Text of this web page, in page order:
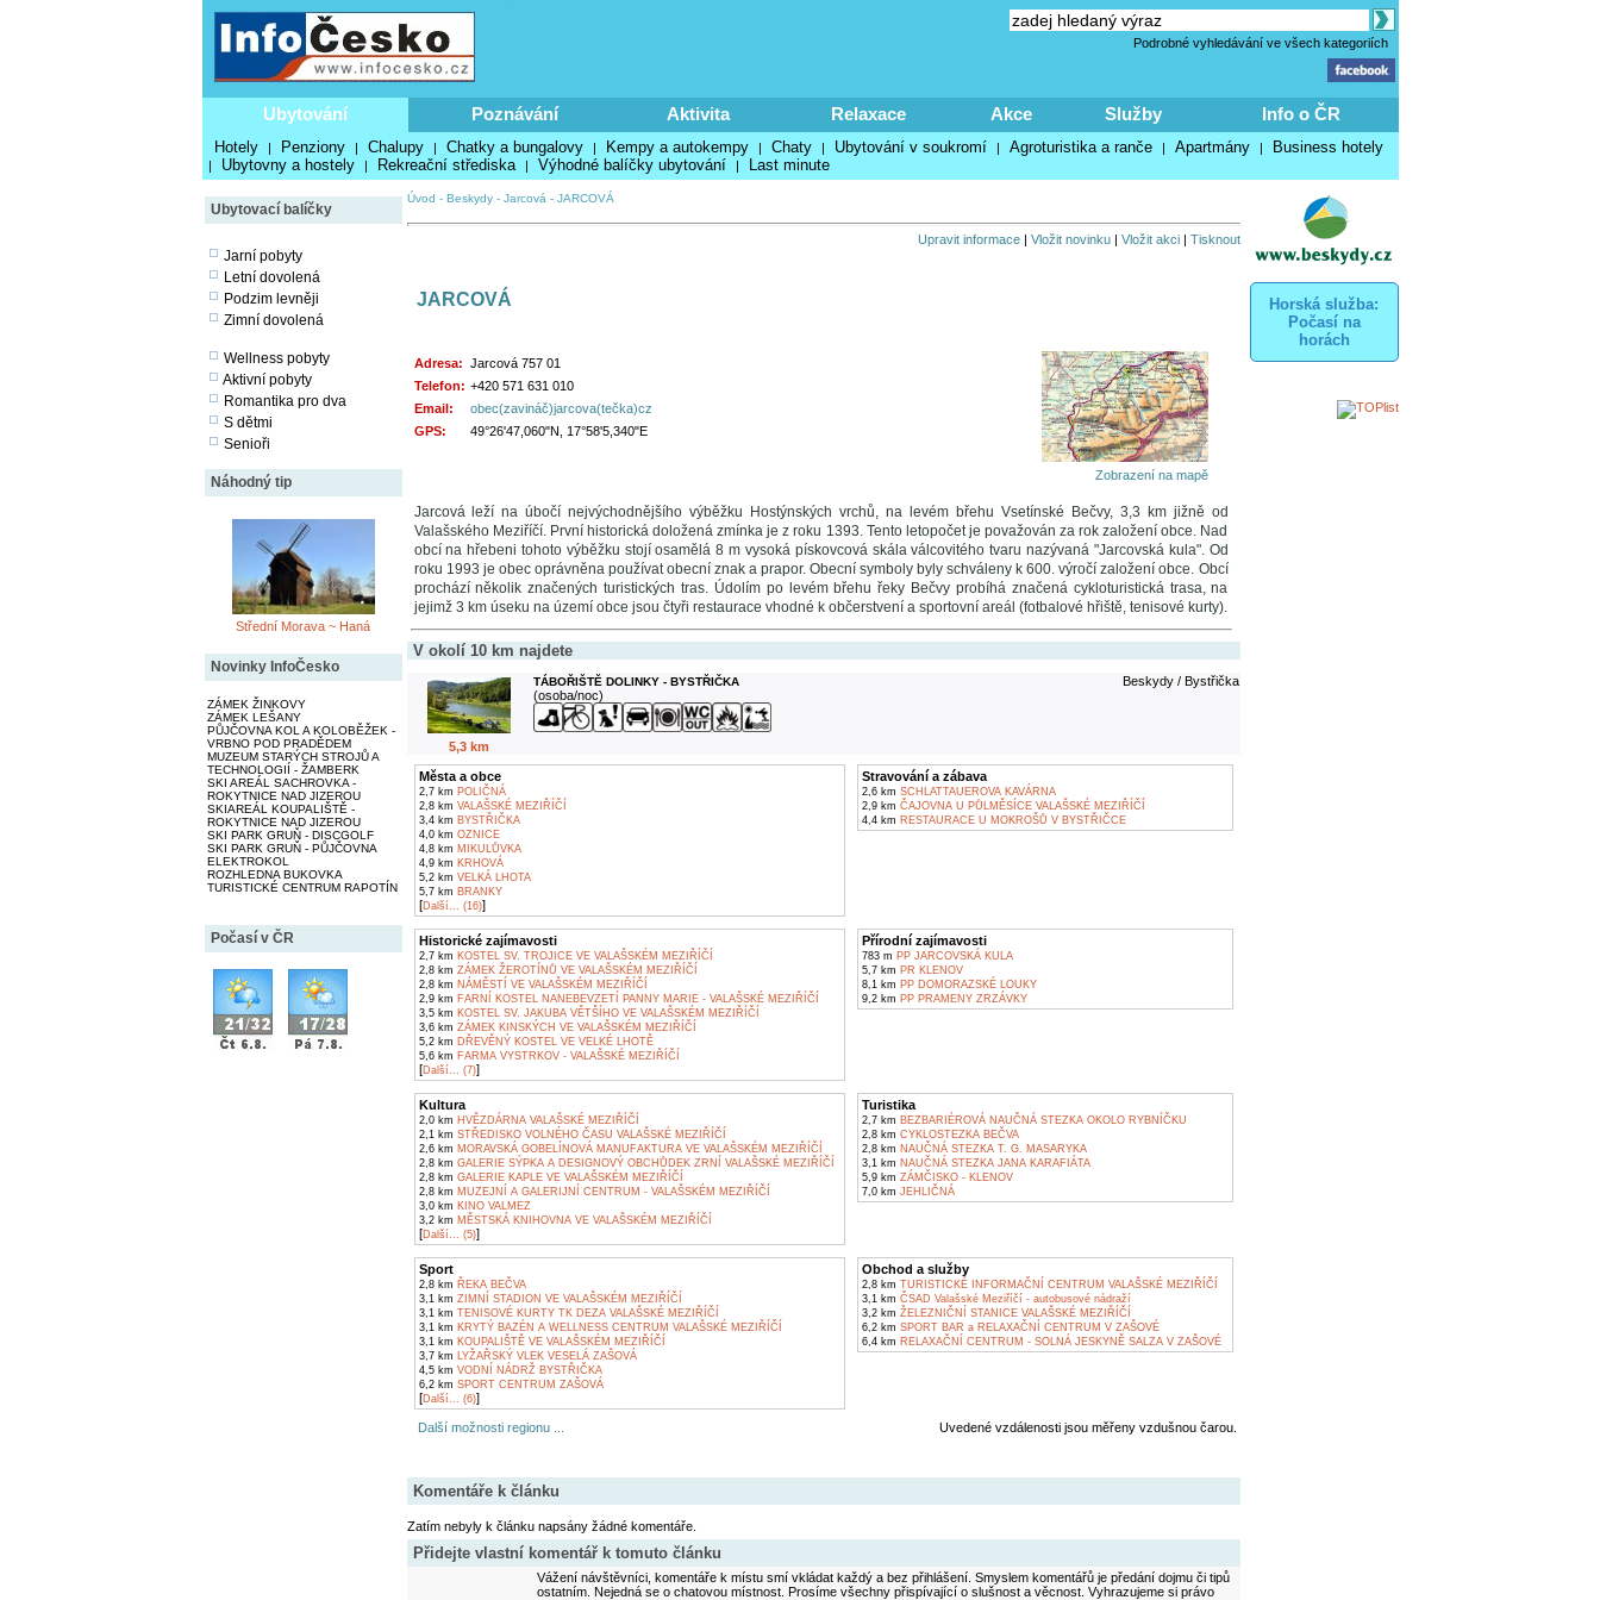
Podrobné vyhledávání ve všech kategoriích
Ubytování Poznávání Aktivita Relaxace Akce Služby Info o ČR
Hotely | Penziony | Chalupy | Chatky a bungalovy | Kempy a autokempy | Chaty | Ubytování v soukromí | Agroturistika a ranče | Apartmány | Business hotely
| Ubytovny a hostely | Rekreační střediska | Výhodné balíčky ubytování | Last minute
Ubytovací balíčky
Jarní pobyty
Letní dovolená
Podzim levněji
Zimní dovolená
Wellness pobyty
Aktivní pobyty
Romantika pro dva
S dětmi
Senioři
Náhodný tip
Střední Morava ~ Haná
Novinky InfoČesko
ZÁMEK ŽINKOVY
ZÁMEK LEŠANY
PŮJČOVNA KOL A KOLOBĚŽEK -
VRBNO POD PRADĚDEM
MUZEUM STARÝCH STROJŮ A
TECHNOLOGIÍ - ŽAMBERK
SKI AREÁL SACHROVKA -
ROKYTNICE NAD JIZEROU
SKIAREÁL KOUPALIŠTĚ -
ROKYTNICE NAD JIZEROU
SKI PARK GRUŇ - DISCGOLF
SKI PARK GRUŇ - PŮJČOVNA
ELEKTROKOL
ROZHLEDNA BUKOVKA
TURISTICKÉ CENTRUM RAPOTÍN
Počasí v ČR
Úvod - Beskydy- Jarcová - JARCOVÁ
Upravit informace| Vložit novinku| Vložit akci| Tisknout
JARCOVÁ
Adresa: Jarcová 757 01
Telefon: +420 571 631 010
Email:
obec(zavináč)jarcova(tečka)cz
GPS:
49°26'47,060"N, 17°58'5,340"E
Zobrazení na mapě
Jarcová leží na úbočí nejvýchodnějšího výběžku Hostýnských vrchů, na levém břehu Vsetínské Bečvy, 3,3 km jižně od
Valašského Meziříčí. První historická doložená zmínka je z roku 1393. Tento letopočet je považován za rok založení obce. Nad
obcí na hřebeni tohoto výběžku stojí osamělá 8 m vysoká pískovcová skála válcovitého tvaru nazývaná "Jarcovská kula". Od
roku 1993 je obec oprávněna používat obecní znak a prapor. Obecní symboly byly schváleny k 600. výročí založení obce. Obcí
prochází několik značených turistických tras. Údolím po levém břehu řeky Bečvy probíhá značená cykloturistická trasa, na
jejimž 3 km úseku na území obce jsou čtyři restaurace vhodné k občerstvení a sportovní areál (fotbalové hřiště, tenisové kurty).
V okolí 10 km najdete
5,3 km
TÁBOŘIŠTĚ DOLINKY - BYSTŘIČKA
Beskydy / Bystřička
(osoba/noc)
Města a obce
2,7 km POLIČNÁ
2,8 km VALAŠSKÉ MEZIŘÍČÍ
3,4 km BYSTŘIČKA
4,0 km OZNICE
4,8 km MIKULŮVKA
4,9 km KRHOVÁ
5,2 km VELKÁ LHOTA
5,7 km BRANKY
[Další... (16)]
Stravování a zábava
2,6 km SCHLATTAUEROVA KAVÁRNA
2,9 km ČAJOVNA U PŮLMĚSÍCE VALAŠSKÉ MEZIŘÍČÍ
4,4 km RESTAURACE U MOKROŠŮ V BYSTŘIČCE
Historické zajímavosti
2,7 km KOSTEL SV. TROJICE VE VALAŠSKÉM MEZIŘÍČÍ
2,8 km ZÁMEK ŽEROTÍNŮ VE VALAŠSKÉM MEZIŘÍČÍ
2,8 km NÁMĚSTÍ VE VALAŠSKÉM MEZIŘÍČÍ
2,9 km FARNÍ KOSTEL NANEBEVZETÍ PANNY MARIE - VALAŠSKÉ MEZIŘÍČÍ
3,5 km KOSTEL SV. JAKUBA VĚTŠÍHO VE VALAŠSKÉM MEZIŘÍČÍ
3,6 km ZÁMEK KINSKÝCH VE VALAŠSKÉM MEZIŘÍČÍ
5,2 km DŘEVĚNÝ KOSTEL VE VELKÉ LHOTĚ
5,6 km FARMA VYSTRKOV - VALAŠSKÉ MEZIŘÍČÍ
[Další... (7)]
Přírodní zajímavosti
783 m PP JARCOVSKÁ KULA
5,7 km PR KLENOV
8,1 km PP DOMORAZSKÉ LOUKY
9,2 km PP PRAMENY ZRZÁVKY
Kultura
2,0 km HVĚZDÁRNA VALAŠSKÉ MEZIŘÍČÍ
2,1 km STŘEDISKO VOLNÉHO ČASU VALAŠSKÉ MEZIŘÍČÍ
2,6 km MORAVSKÁ GOBELÍNOVÁ MANUFAKTURA VE VALAŠSKÉM MEZIŘÍČÍ
2,8 km GALERIE SÝPKA A DESIGNOVÝ OBCHŮDEK ZRNÍ VALAŠSKÉ MEZIŘÍČÍ
2,8 km GALERIE KAPLE VE VALAŠSKÉM MEZIŘÍČÍ
2,8 km MUZEJNÍ A GALERIJNÍ CENTRUM - VALAŠSKÉM MEZIŘÍČÍ
3,0 km KINO VALMEZ
3,2 km MĚSTSKÁ KNIHOVNA VE VALAŠSKÉM MEZIŘÍČÍ
[Další... (5)]
Turistika
2,7 km BEZBARIÉROVÁ NAUČNÁ STEZKA OKOLO RYBNÍČKU
2,8 km CYKLOSTEZKA BEČVA
2,8 km NAUČNÁ STEZKA T. G. MASARYKA
3,1 km NAUČNÁ STEZKA JANA KARAFIÁTA
5,9 km ZÁMČISKO - KLENOV
7,0 km JEHLIČNÁ
Sport
2,8 km ŘEKA BEČVA
3,1 km ZIMNÍ STADION VE VALAŠSKÉM MEZIŘÍČÍ
3,1 km TENISOVÉ KURTY TK DEZA VALAŠSKÉ MEZIŘÍČÍ
3,1 km KRYTÝ BAZÉN A WELLNESS CENTRUM VALAŠSKÉ MEZIŘÍČÍ
3,1 km KOUPALIŠTĚ VE VALAŠSKÉM MEZIŘÍČÍ
3,7 km LYŽAŘSKÝ VLEK VESELÁ ZAŠOVÁ
4,5 km VODNÍ NÁDRŽ BYSTŘIČKA
6,2 km SPORT CENTRUM ZAŠOVÁ
[Další... (6)]
Obchod a služby
2,8 km TURISTICKÉ INFORMAČNÍ CENTRUM VALAŠSKÉ MEZIŘÍČÍ
3,1 km ČSAD Valašské Meziříčí - autobusové nádraží
3,2 km ŽELEZNIČNÍ STANICE VALAŠSKÉ MEZIŘÍČÍ
6,2 km SPORT BAR a RELAXAČNÍ CENTRUM V ZAŠOVÉ
6,4 km RELAXAČNÍ CENTRUM - SOLNÁ JESKYNĚ SALZA V ZAŠOVÉ
Další možnosti regionu ... Uvedené vzdálenosti jsou měřeny vzdušnou čarou.
Komentáře k článku
Zatím nebyly k článku napsány žádné komentáře.
Přidejte vlastní komentář k tomuto článku
Vážení návštěvníci, komentáře k místu smí vkládat každý a bez přihlášení. Smyslem komentářů je předání dojmu či tipů
ostatním. Nejedná se o chatovou místnost. Prosíme všechny přispívající o slušnost a věcnost. Vyhrazujeme si právo
Horská služba:
Počasí na
horách